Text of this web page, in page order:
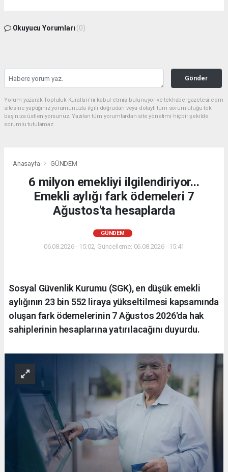
Okuyucu Yorumları (0)
Gönder
Yorum yazarak Topluluk Kuralları’nı kabul etmiş bulunuyor ve tekhabergazetesi.com
sitesine yaptığınız yorumunuzla ilgili doğrudan veya dolaylı tüm sorumluluğu tek
başınıza üstleniyorsunuz. Yazılan tüm yorumlardan site yönetimi hiçbir şekilde
sorumlu tutulamaz.
Anasayfa GÜNDEM
6 milyon emekliyi ilgilendiriyor...
Emekli aylığı fark ödemeleri 7
Ağustos'ta hesaplarda
GÜNDEM
06.08.2026 - 15:02, Güncelleme: 06.08.2026 - 15:41
Sosyal Güvenlik Kurumu (SGK), en düşük emekli
aylığının 23 bin 552 liraya yükseltilmesi kapsamında
oluşan fark ödemelerinin 7 Ağustos 2026'da hak
sahiplerinin hesaplarına yatırılacağını duyurdu.